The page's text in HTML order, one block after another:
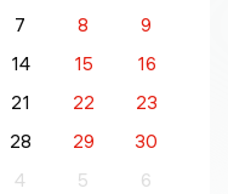
7 8
9
14 15
16
21 22
23
28 29
30
4 5 6